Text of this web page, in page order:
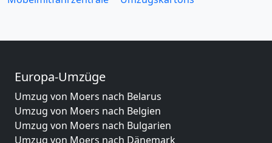
Europa-Umzüge
Umzug von Moers nach Belarus
Umzug von Moers nach Belgien
Umzug von Moers nach Bulgarien
Umzug von Moers nach Dänemark